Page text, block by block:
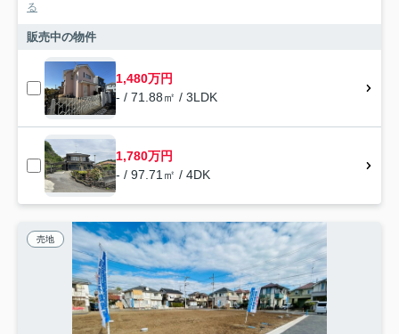
る
販売中の物件
1,480万円
- / 71.88㎡ / 3LDK
1,780万円
- / 97.71㎡ / 4DK
売地